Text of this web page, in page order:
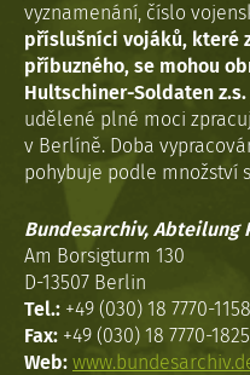
vyznamenání, číslo
příslušníci vojáků, které
příbuzného, se mohou
Hultschiner-Soldaten z.s.
udělené plné moci
v Berlíně. Doba
pohybuje podle množství
Bundesarchiv, Abteilung
Am Borsigturm 130
D-13507 Berlin
Tel.: +49 (030) 18 7770-1158
Fax: +49 (030) 18 7770-1825
Web: